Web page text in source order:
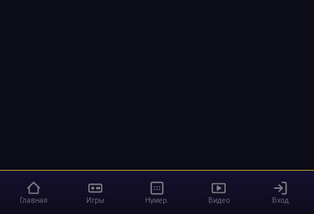
Главная Игры Нумер. Видео Вход